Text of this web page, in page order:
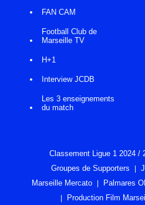
FAN CAM
Football Club de
Marseille TV
H+1
Interview JCDB
Les 3 enseignements
du match
Classement Ligue 1 2024 /
Groupes de Supporters
Marseille Mercato
Palmares
Production Film